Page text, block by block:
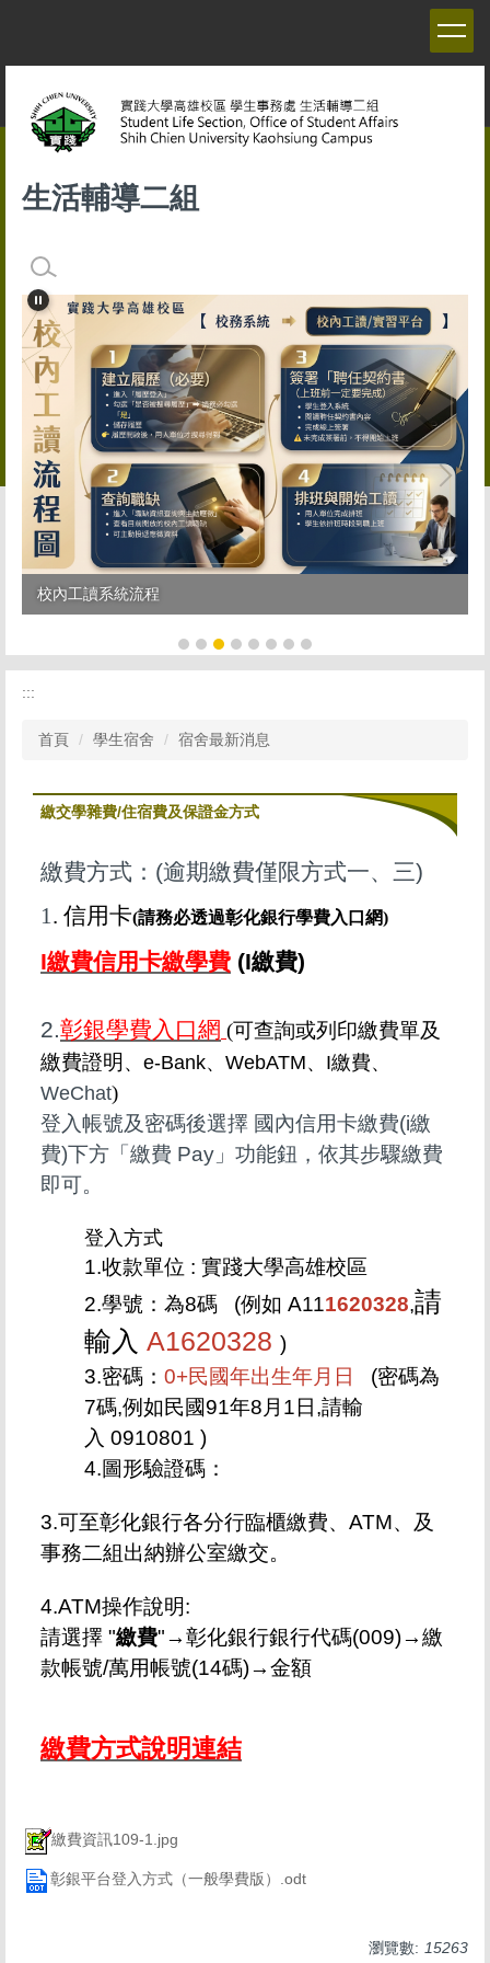
生活輔導二組
校內工讀系統流程
:::
首頁 學生宿舍 宿舍最新消息
繳交學雜費/住宿費及保證金方式
繳費方式：(逾期繳費僅限方式一、三)
1 . 信用卡(請務必透過彰化銀行學費入口網)
I繳費信用卡繳學費 (I繳費)
2.彰銀學費入口網 (可查詢或列印繳費單及
繳費證明 、e-Bank、 WebATM、 I繳費、
WeChat)
登入帳號及密碼後選擇 國內信用卡繳費(i繳
費)下方「繳費 Pay」功能鈕，依其步驟繳費
即可。
登入方式
1.收款單位 : 實踐大學高雄校區
2.學號： 為8碼 (例如 A111620328,請
輸入 A1620328 )
3.密碼： 0+民國年出生年月日
(密碼為
7碼,例如民國91年8月1日,請輸
入 0910801 )
4.圖形驗證碼：
3.可至彰化銀行各分行臨櫃繳費、ATM、及
事務二組出納辦公室繳交。
4.ATM操作說明:
請選擇 "繳費"→彰化銀行銀行代碼(009)→繳
款帳號/萬用帳號(14碼)→金額
繳費方式說明連結
繳費資訊109-1.jpg
彰銀平台登入方式（一般學費版）.odt
瀏覽數: 15263